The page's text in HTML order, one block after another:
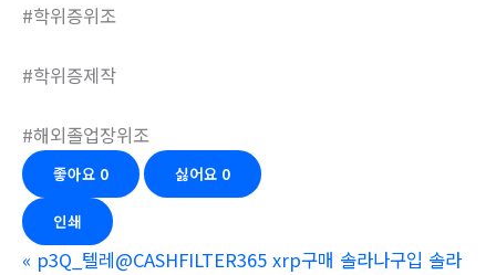
#학위증위조
#학위증제작
#해외졸업장위조
좋아요 0 싫어요 0
인쇄
« p3Q_텔레@CASHFILTER365 xrp구매 솔라나구입 솔라